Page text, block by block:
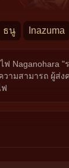
ธนู Inazuma
ฟ Naganohara
วามสามารถ ผู้ส่
ฟ